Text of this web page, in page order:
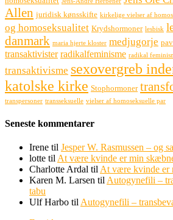
Allen juridisk kønsskifte kirkelige vielser af
og homoseksualitet Krydshormoner lesbisk
danmark maria hjerte kloster medjugorje
transaktivister radikalfeminisme radikal
transaktivisme sexovergreb
katolske kirke Stophormoner
transpersoner transseksuelle vielser af homoseksuelle par
Seneste kommentarer
Irene til Jesper W. Rasmussen – og
lotte til At være kvinde er min
Charlotte Ardal til At være kvinde er
Karen M. Larsen til Autogynefili –
tabu
Ulf Harbo til Autogynefili –